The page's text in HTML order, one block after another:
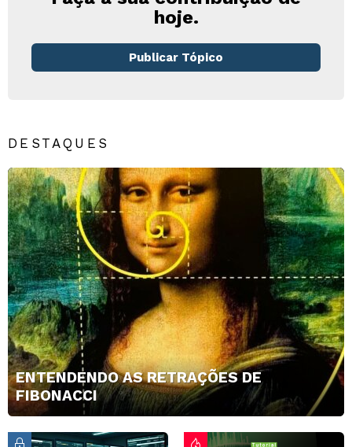
hoje.
Publicar Tópico
DESTAQUES
ENTENDENDO AS RETRAÇÕES DE
FIBONACCI